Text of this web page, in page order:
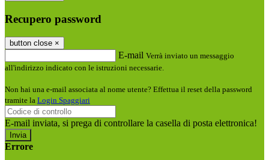
Recupero password
button close ×
E-mail Verrà inviato un messaggio
all'indirizzo indicato con le istruzioni necessarie.
Non hai una e-mail associata al nome utente? Effettua il reset della password
tramite la Login Spaggiari
E-mail inviata, si prega di controllare la casella di posta elettronica!
Errore